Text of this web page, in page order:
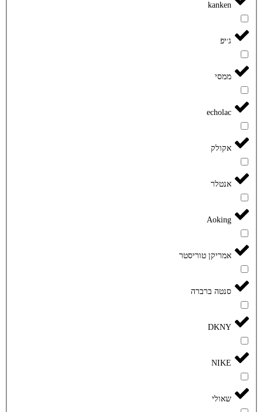
kanken
ג׳יפ
ממסי
echolac
אקולק
אנטלר
Aoking
אמריקן טוריסטר
סנטה ברברה
DKNY
NIKE
שאולי